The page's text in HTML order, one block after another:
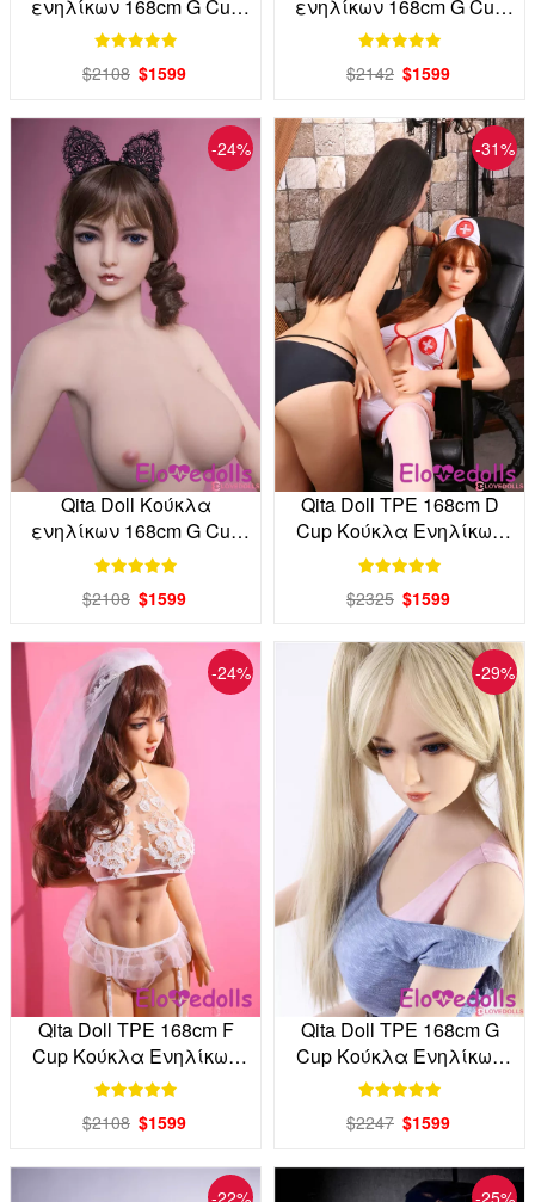
ενηλίκων 168cm G Cup
TPE Factory Direct
$2108 $1599
ενηλίκων 168cm G Cup
TPE απευθείας από το
$2142 $1599
-24%
Qita Doll Κούκλα
ενηλίκων 168cm G Cup
TPE απευθείας από το
$2108 $1599
-31%
Qita Doll TPE 168cm D
Cup Κούκλα Ενηλίκων
απευθείας από το
$2325 $1599
-24%
Qita Doll TPE 168cm F
Cup Κούκλα Ενηλίκων
Factory Direct
$2108 $1599
-29%
Qita Doll TPE 168cm G
Cup Κούκλα Ενηλίκων
Factory Direct
$2247 $1599
-22% -25%